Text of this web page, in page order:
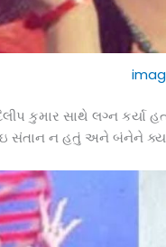
દિલીપ કુમાર સાથે લગ્ન
સંતાન ન હતું અને બંનેને